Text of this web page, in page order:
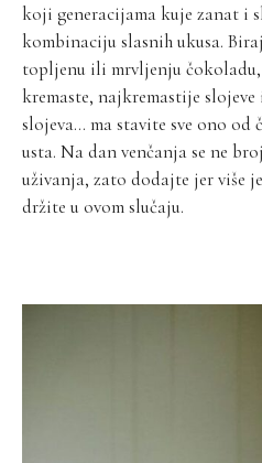
koji generacijama kuje zanat i
kombinaciju slasnih ukusa.
topljenu ili mrvljenju
kremaste, najkremastije
slojeva… ma stavite sve ono od
usta. Na dan venčanja se ne
uživanja, zato dodajte jer više
držite u ovom slučaju.